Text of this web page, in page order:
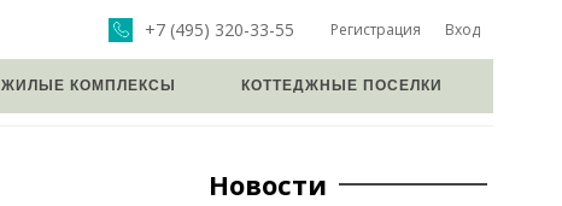
Регистрация Вход
+7 (495) 320-33-55
ЖИЛЫЕ КОМПЛЕКСЫ КОТТЕДЖНЫЕ ПОСЕЛКИ
Новости